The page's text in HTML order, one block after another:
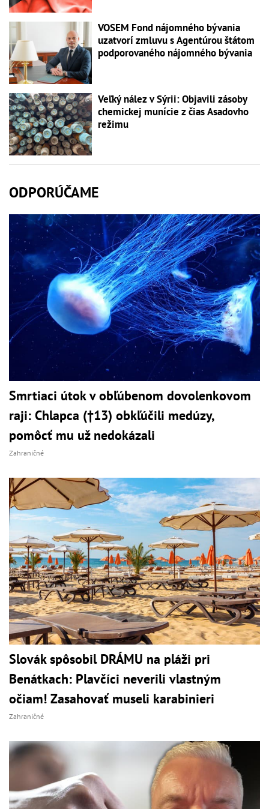
VOSEM Fond nájomného bývania
uzatvorí zmluvu s Agentúrou štátom
podporovaného nájomného bývania
Veľký nález v Sýrii: Objavili zásoby
chemickej munície z čias Asadovho
režimu
ODPORÚČAME
Smrtiaci útok v obľúbenom dovolenkovom
raji: Chlapca (†13) obkľúčili medúzy,
pomôcť mu už nedokázali
Zahraničné
Slovák spôsobil DRÁMU na pláži pri
Benátkach: Plavčíci neverili vlastným
očiam! Zasahovať museli karabinieri
Zahraničné